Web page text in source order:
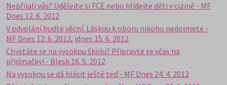
Nepřijali vás? Udělejte si FCE nebo hlídejte děti v cizině - MF
Dnes 12. 6. 2012
V odvolání buďte věcní. Láskou k oboru nikoho nedojmete -
MF Dnes 12. 6. 2012, idnes 15. 6. 2012
Chystáte se na vysokou školu? Připravte se včas na
přijímačky! - Blesk 16. 5. 2012
Na vysokou se dá hlásit ještě teď - MF Dnes 24. 4. 2012